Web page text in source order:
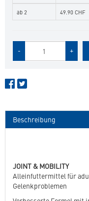
ab 2 49.90 CHF
+
-
Beschreibung
JOINT & MOBILITY
Alleinfuttermittel für
Gelenkproblemen